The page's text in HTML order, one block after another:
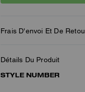
Frais D'envoi Et De
Détails Du Produit
STYLE NUMBER